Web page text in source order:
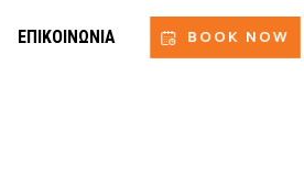
ΕΠΙΚΟΙΝΩΝΊΑ BOOK NOW